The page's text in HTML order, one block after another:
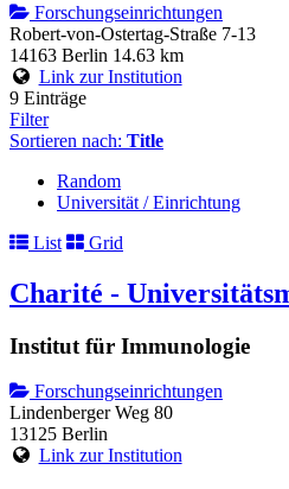
Forschungseinrichtungen
Robert-von-Ostertag-Straße 7-13
14163 Berlin 14.63 km
Link zur Institution
9 Einträge
Filter
Sortieren nach: Title
Random
Universität / Einrichtung
List
Grid
Charité -
Institut für Immunologie
Forschungseinrichtungen
Lindenberger Weg 80
13125 Berlin
Link zur Institution